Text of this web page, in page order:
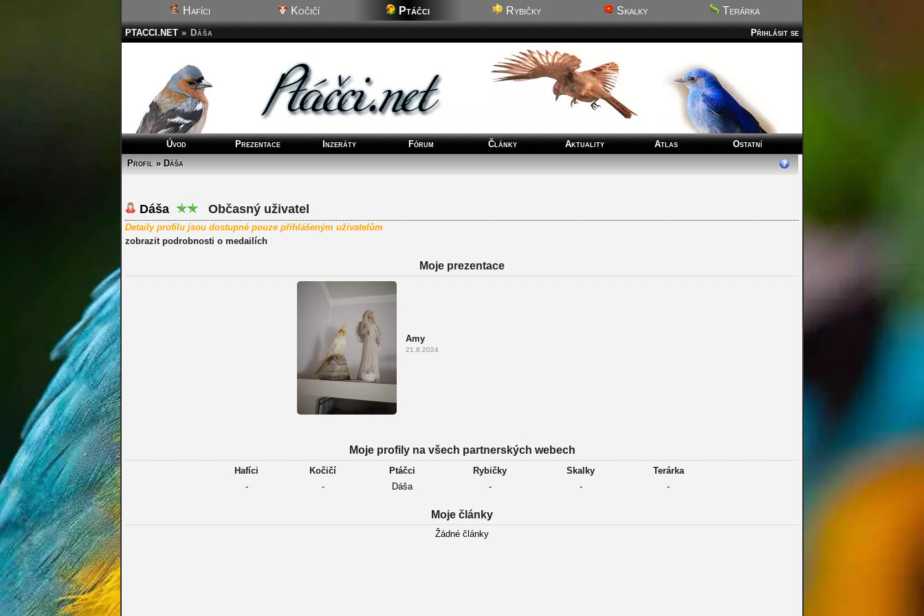
Hafíci Kočičí Ptáčci Rybičky Skalky Terárka
Přihlásit se
PTACCI.NET » Dáša
Úvod Prezentace Inzeráty Fórum Články Aktuality Atlas
Ostatní
Profil » Dáša
Dáša Občasný uživatel
Detaily profilu jsou dostupné pouze přihlášeným uživatelům
zobrazit podrobnosti o medailích
Moje prezentace
Amy
21.8.2024
Moje profily na všech partnerských webech
Hafíci Kočičí Ptáčci Rybičky Skalky
Terárka
-
- Dáša - - -
Moje články
Žádné články